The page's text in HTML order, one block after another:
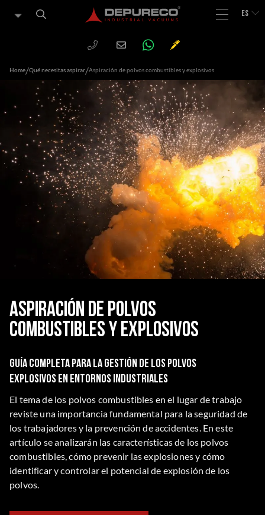
ES
PHONE Email WHATSAPP CHIEDI
UN
Home/Qué necesitas aspirar/Aspiración de polvos combustibles y explosivos
Aspiración de polvos
combustibles y explosivos
Guía completa para la gestión de los polvos
explosivos en entornos industriales
El tema de los polvos combustibles en el lugar de trabajo
reviste una importancia fundamental para la seguridad de
los trabajadores y la prevención de accidentes. En este
artículo se analizarán las características de los polvos
combustibles, cómo prevenir las explosiones y cómo
identificar y controlar el potencial de explosión de los
polvos.